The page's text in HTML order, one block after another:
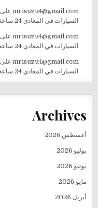
mrisuzu4@gmail.comعلى
السيارات في المعادي 24 ساعة | خدمة سريعة وآمنة
mrisuzu4@gmail.comعلى
السيارات في المعادي 24 ساعة | خدمة سريعة وآمنة
mrisuzu4@gmail.comعلى
السيارات في المعادي 24 ساعة | خدمة سريعة وآمنة
Archives
أغسطس 2026
يوليو 2026
يونيو 2026
مايو 2026
أبريل 2026